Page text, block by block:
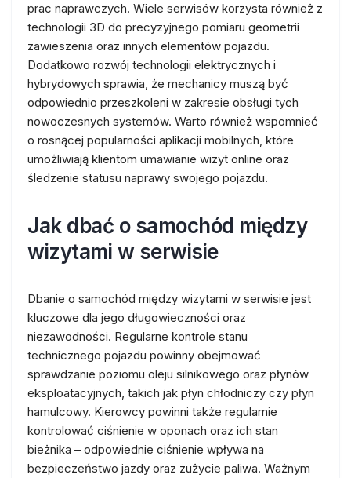
prac naprawczych. Wiele serwisów korzysta również z
technologii 3D do precyzyjnego pomiaru geometrii
zawieszenia oraz innych elementów pojazdu.
Dodatkowo rozwój technologii elektrycznych i
hybrydowych sprawia, że mechanicy muszą być
odpowiednio przeszkoleni w zakresie obsługi tych
nowoczesnych systemów. Warto również wspomnieć
o rosnącej popularności aplikacji mobilnych, które
umożliwiają klientom umawianie wizyt online oraz
śledzenie statusu naprawy swojego pojazdu.
Jak dbać o samochód między
wizytami w serwisie
Dbanie o samochód między wizytami w serwisie jest
kluczowe dla jego długowieczności oraz
niezawodności. Regularne kontrole stanu
technicznego pojazdu powinny obejmować
sprawdzanie poziomu oleju silnikowego oraz płynów
eksploatacyjnych, takich jak płyn chłodniczy czy płyn
hamulcowy. Kierowcy powinni także regularnie
kontrolować ciśnienie w oponach oraz ich stan
bieżnika – odpowiednie ciśnienie wpływa na
bezpieczeństwo jazdy oraz zużycie paliwa. Ważnym